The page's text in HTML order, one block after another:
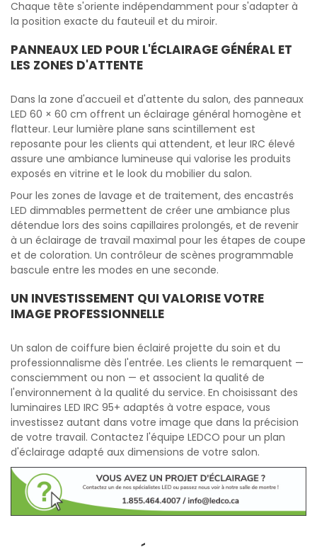
Chaque tête s'oriente indépendamment pour s'adapter à
la position exacte du fauteuil et du miroir.
PANNEAUX LED POUR L'ÉCLAIRAGE GÉNÉRAL ET
LES ZONES D'ATTENTE
Dans la zone d'accueil et d'attente du salon, des panneaux
LED 60 × 60 cm offrent un éclairage général homogène et
flatteur. Leur lumière plane sans scintillement est
reposante pour les clients qui attendent, et leur IRC élevé
assure une ambiance lumineuse qui valorise les produits
exposés en vitrine et le look du mobilier du salon.
Pour les zones de lavage et de traitement, des encastrés
LED dimmables permettent de créer une ambiance plus
détendue lors des soins capillaires prolongés, et de revenir
à un éclairage de travail maximal pour les étapes de coupe
et de coloration. Un contrôleur de scènes programmable
bascule entre les modes en une seconde.
UN INVESTISSEMENT QUI VALORISE VOTRE
IMAGE PROFESSIONNELLE
Un salon de coiffure bien éclairé projette du soin et du
professionnalisme dès l'entrée. Les clients le remarquent —
consciemment ou non — et associent la qualité de
l'environnement à la qualité du service. En choisissant des
luminaires LED IRC 95+ adaptés à votre espace, vous
investissez autant dans votre image que dans la précision
de votre travail. Contactez l'équipe LEDCO pour un plan
d'éclairage adapté aux dimensions de votre salon.